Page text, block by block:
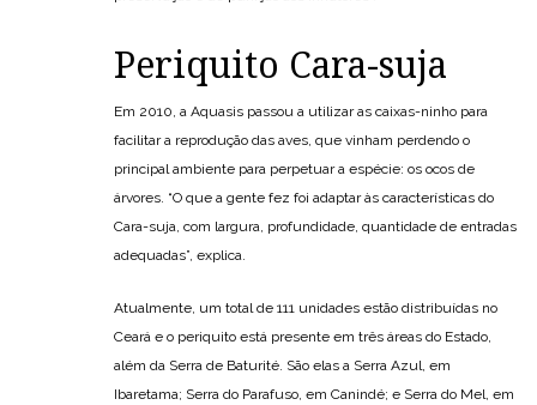
Periquito Cara-suja
Em 2010, a Aquasis passou a utilizar as caixas-ninho para
facilitar a reprodução das aves, que vinham perdendo o
principal ambiente para perpetuar a espécie: os ocos de
árvores. “O que a gente fez foi adaptar às características do
Cara-suja, com largura, profundidade, quantidade de entradas
adequadas”, explica.
Atualmente, um total de 111 unidades estão distribuídas no
Ceará e o periquito está presente em três áreas do Estado,
além da Serra de Baturité. São elas a Serra Azul, em
Ibaretama; Serra do Parafuso, em Canindé; e Serra do Mel, em